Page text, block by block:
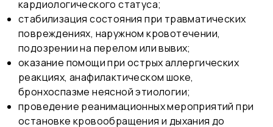
кардиологического статуса;
стабилизация состояния при травматических
повреждениях, наружном кровотечении,
подозрении на перелом или вывих;
оказание помощи при острых аллергических
реакциях, анафилактическом шоке,
бронхоспазме неясной этиологии;
проведение реанимационных мероприятий при
остановке кровообращения и дыхания до